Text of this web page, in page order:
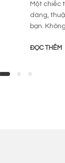
Một chiếc
dàng,
bạn.
ĐỌC THÊM